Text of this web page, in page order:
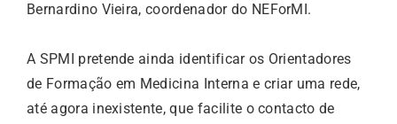
Bernardino Vieira, coordenador do NEForMI.
A SPMI pretende ainda identificar os Orientadores
de Formação em Medicina Interna e criar uma rede,
até agora inexistente, que facilite o contacto de